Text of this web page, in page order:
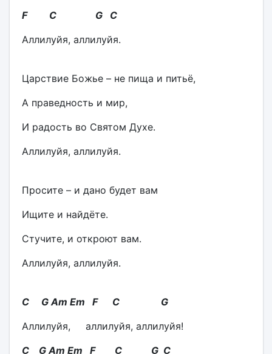
F C G C
Аллилуйя, аллилуйя.
Царствие Божье – не пища и питьё,
А праведность и мир,
И радость во Святом Духе.
Аллилуйя, аллилуйя.
Просите – и дано будет вам
Ищите и найдёте.
Стучите, и откроют вам.
Аллилуйя, аллилуйя.
C G Am Em F C G
Аллилуйя, аллилуйя, аллилуйя!
C G Am Em F C G C